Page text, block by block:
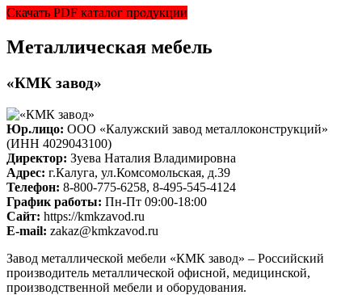
Скачать PDF каталог продукции
Металлическая мебель
«КМК завод»
Юр.лицо: ООО «Калужский завод металлоконструкций»
(ИНН 4029043100)
Директор: Зуева Наталия Владимировна
Адрес: г.Калуга, ул.Комсомольская, д.39
Телефон: 8-800-775-6258, 8-495-545-4124
График работы: Пн-Пт 09:00-18:00
Cайт: https://kmkzavod.ru
E-mail: zakaz@kmkzavod.ru
Завод металлической мебели «КМК завод» – Российский
производитель металлической офисной, медицинской,
производственной мебели и оборудования.